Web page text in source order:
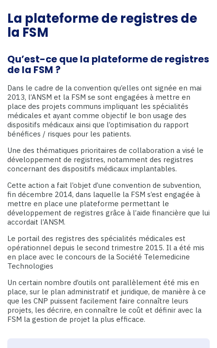
La plateforme de registres de
la FSM
Qu’est-ce que la plateforme de registres
de la FSM ?
Dans le cadre de la convention qu’elles ont signée en mai
2013, l’ANSM et la FSM se sont engagées à mettre en
place des projets communs impliquant les spécialités
médicales et ayant comme objectif le bon usage des
dispositifs médicaux ainsi que l’optimisation du rapport
bénéfices / risques pour les patients.
Une des thématiques prioritaires de collaboration a visé le
développement de registres, notamment des registres
concernant des dispositifs médicaux implantables.
Cette action a fait l’objet d’une convention de subvention,
fin décembre 2014, dans laquelle la FSM s’est engagée à
mettre en place une plateforme permettant le
développement de registres grâce à l’aide financière que lui
accordait l’ANSM.
Le portail des registres des spécialités médicales est
opérationnel depuis le second trimestre 2015. Il a été mis
en place avec le concours de la Société Telemedicine
Technologies
Un certain nombre d’outils ont parallèlement été mis en
place, sur le plan administratif et juridique, de manière à ce
que les CNP puissent facilement faire connaître leurs
projets, les décrire, en connaître le coût et définir avec la
FSM la gestion de projet la plus efficace.